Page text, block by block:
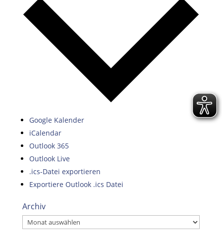
Google Kalender
iCalendar
Outlook 365
Outlook Live
.ics-Datei exportieren
Exportiere Outlook .ics Datei
Archiv
Archiv